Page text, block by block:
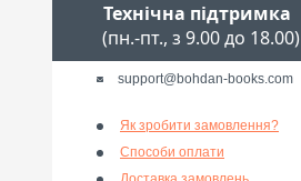
Технічна підтримка
(пн.-пт., з 9.00 до 18.00)
support@bohdan-books.com
Як зробити замовлення?
Способи оплати